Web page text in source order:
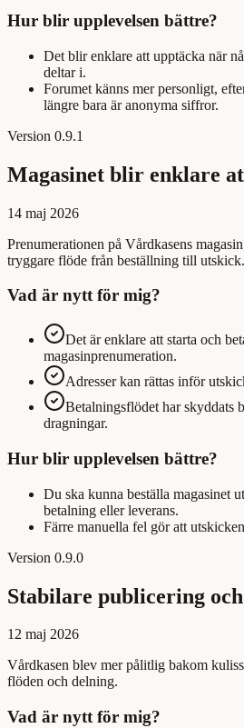
Hur blir upplevelsen bättre?
Det blir enklare att upptäcka när
deltar i.
Forumet känns mer personligt,
längre bara är anonyma siffror.
Version 0.9.1
Magasinet blir enklare
14 maj 2026
Prenumerationen på Vårdkasens
tryggare flöde från beställning till utskick.
Vad är nytt för mig?
Det är enklare att starta och
magasinprenumeration.
Adresser kan rättas inför
Betalningsflödet har skyddats
dragningar.
Hur blir upplevelsen bättre?
Du ska kunna beställa magasinet
betalning eller leverans.
Färre manuella fel gör att
Version 0.9.0
Stabilare publicering
12 maj 2026
Vårdkasen blev mer pålitlig bakom
flöden och delning.
Vad är nytt för mig?